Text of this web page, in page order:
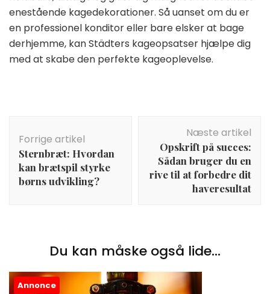
enestående kagedekorationer. Så uanset om du er
en professionel konditor eller bare elsker at bage
derhjemme, kan Städters kageopsatser hjælpe dig
med at skabe den perfekte kageoplevelse.
Forrige artikel
Sternbræt: Hvordan
kan brætspil styrke
børns udvikling?
Næste artikel
Opskrift på succes:
Sådan bruger du en
rive til at forbedre dit
haveresultat
Du kan måske også lide...
Annonce